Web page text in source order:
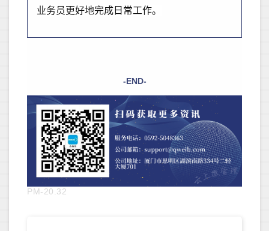
业务员更好地完成日常工作。
-END-
PM-20.32